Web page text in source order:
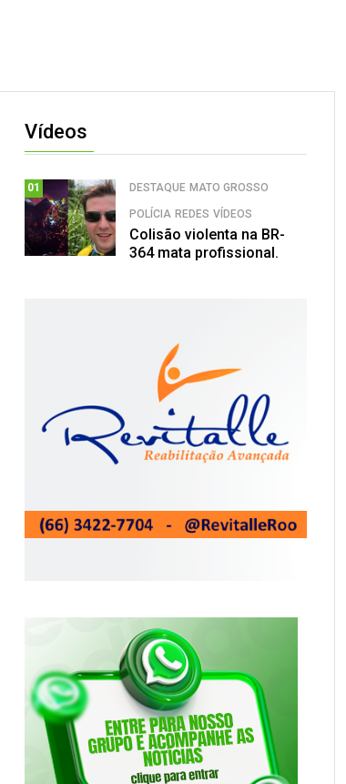
Vídeos
01 DESTAQUE MATO GROSSO
POLÍCIA REDES VÍDEOS
Colisão violenta na BR-
364 mata profissional.